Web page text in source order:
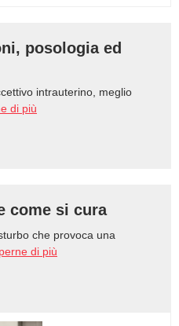
posologia ed
intrauterino, meglio
di più
come si cura
che provoca una
di più